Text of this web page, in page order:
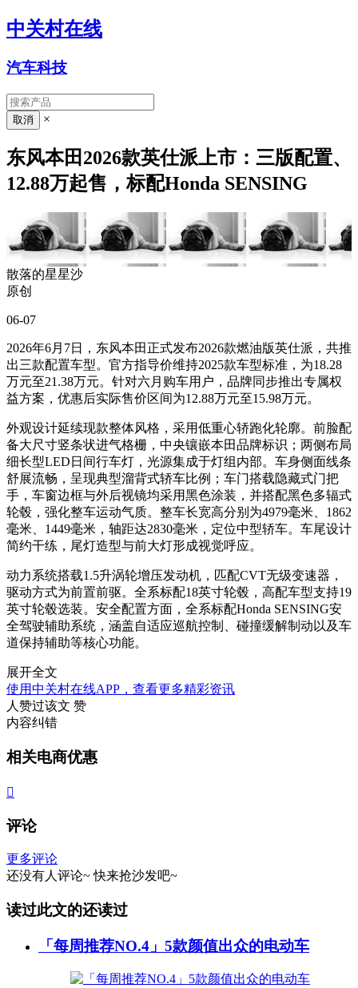
中关村在线
汽车科技
×
东风本田2026款英仕派上市：三版配置、
12.88万起售，标配Honda SENSING
散落的星星沙
原创
06-07
2026年6月7日，东风本田正式发布2026款燃油版英仕派，共推
出三款配置车型。官方指导价维持2025款车型标准，为18.28
万元至21.38万元。针对六月购车用户，品牌同步推出专属权
益方案，优惠后实际售价区间为12.88万元至15.98万元。
外观设计延续现款整体风格，采用低重心轿跑化轮廓。前脸配
备大尺寸竖条状进气格栅，中央镶嵌本田品牌标识；两侧布局
细长型LED日间行车灯，光源集成于灯组内部。车身侧面线条
舒展流畅，呈现典型溜背式轿车比例；车门搭载隐藏式门把
手，车窗边框与外后视镜均采用黑色涂装，并搭配黑色多辐式
轮毂，强化整车运动气质。整车长宽高分别为4979毫米、1862
毫米、1449毫米，轴距达2830毫米，定位中型轿车。车尾设计
简约干练，尾灯造型与前大灯形成视觉呼应。
动力系统搭载1.5升涡轮增压发动机，匹配CVT无级变速器，
驱动方式为前置前驱。全系标配18英寸轮毂，高配车型支持19
英寸轮毂选装。安全配置方面，全系标配Honda SENSING安
全驾驶辅助系统，涵盖自适应巡航控制、碰撞缓解制动以及车
道保持辅助等核心功能。
展开全文
使用中关村在线APP，查看更多精彩资讯
人赞过该文 赞
内容纠错
相关电商优惠

评论
更多评论
还没有人评论~ 快来抢沙发吧~
读过此文的还读过
「每周推荐NO.4」5款颜值出众的电动车